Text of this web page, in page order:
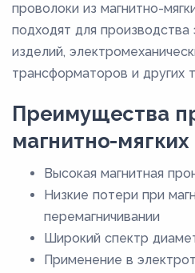
1
1,1
1,2
1,6
2
2,5
2,8
проволоки из магнитно-
подходят для производства
изделий,
трансформаторов и других
Преимущества
магнитно-мягких
Высокая магнитная
Низкие потери при
перемагничивании
Широкий спектр
Применение в